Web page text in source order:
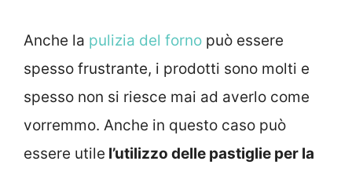
Anche la pulizia del forno può essere
spesso frustrante, i prodotti sono molti e
spesso non si riesce mai ad averlo come
vorremmo. Anche in questo caso può
essere utile l’utilizzo delle pastiglie per la